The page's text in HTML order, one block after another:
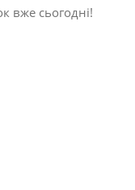
вже сьогодні!